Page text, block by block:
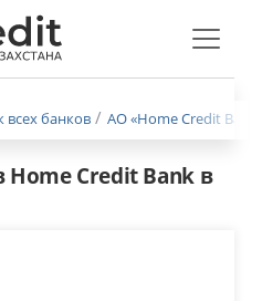
всех банков АО «Home Credit
Credit Bank в